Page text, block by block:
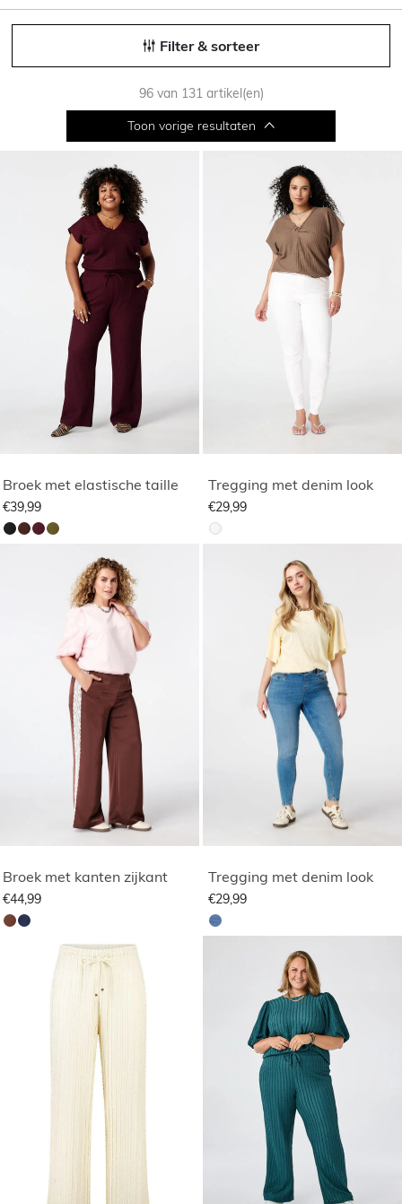
Filter & sorteer
96 van 131 artikel(en)
Toon vorige resultaten
Broek met elastische taille
€39,99
Tregging met denim look
€29,99
Broek met kanten zijkant
€44,99
Tregging met denim look
€29,99